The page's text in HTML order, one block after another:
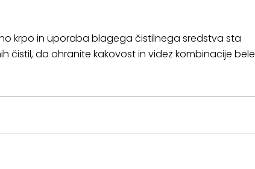
krpo in uporaba blagega čistilnega sredstva sta
čistil, da ohranite kakovost in videz kombinacije bele